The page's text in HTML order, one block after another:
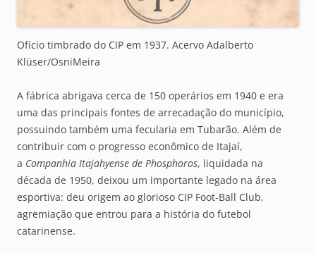
Ofício timbrado do CIP em 1937. Acervo Adalberto
Klüser/OsniMeira
A fábrica abrigava cerca de 150 operários em 1940 e era
uma das principais fontes de arrecadação do município,
possuindo também uma fecularia em Tubarão. Além de
contribuir com o progresso econômico de Itajaí,
a Companhia Itajahyense de Phosphoros, liquidada na
década de 1950, deixou um importante legado na área
esportiva: deu origem ao glorioso CIP Foot-Ball Club,
agremiação que entrou para a história do futebol
catarinense.